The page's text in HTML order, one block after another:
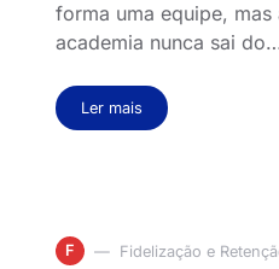
forma uma equipe, mas
academia nunca sai
Ler mais
F Fidelização e